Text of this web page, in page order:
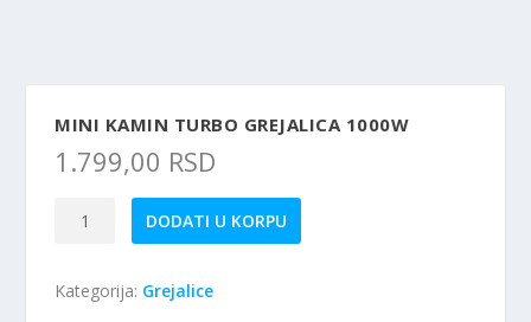
MINI KAMIN TURBO GREJALICA 1000W
1.799,00 RSD
Grejalica
DODATI U KORPU
Kategorija: Grejalice